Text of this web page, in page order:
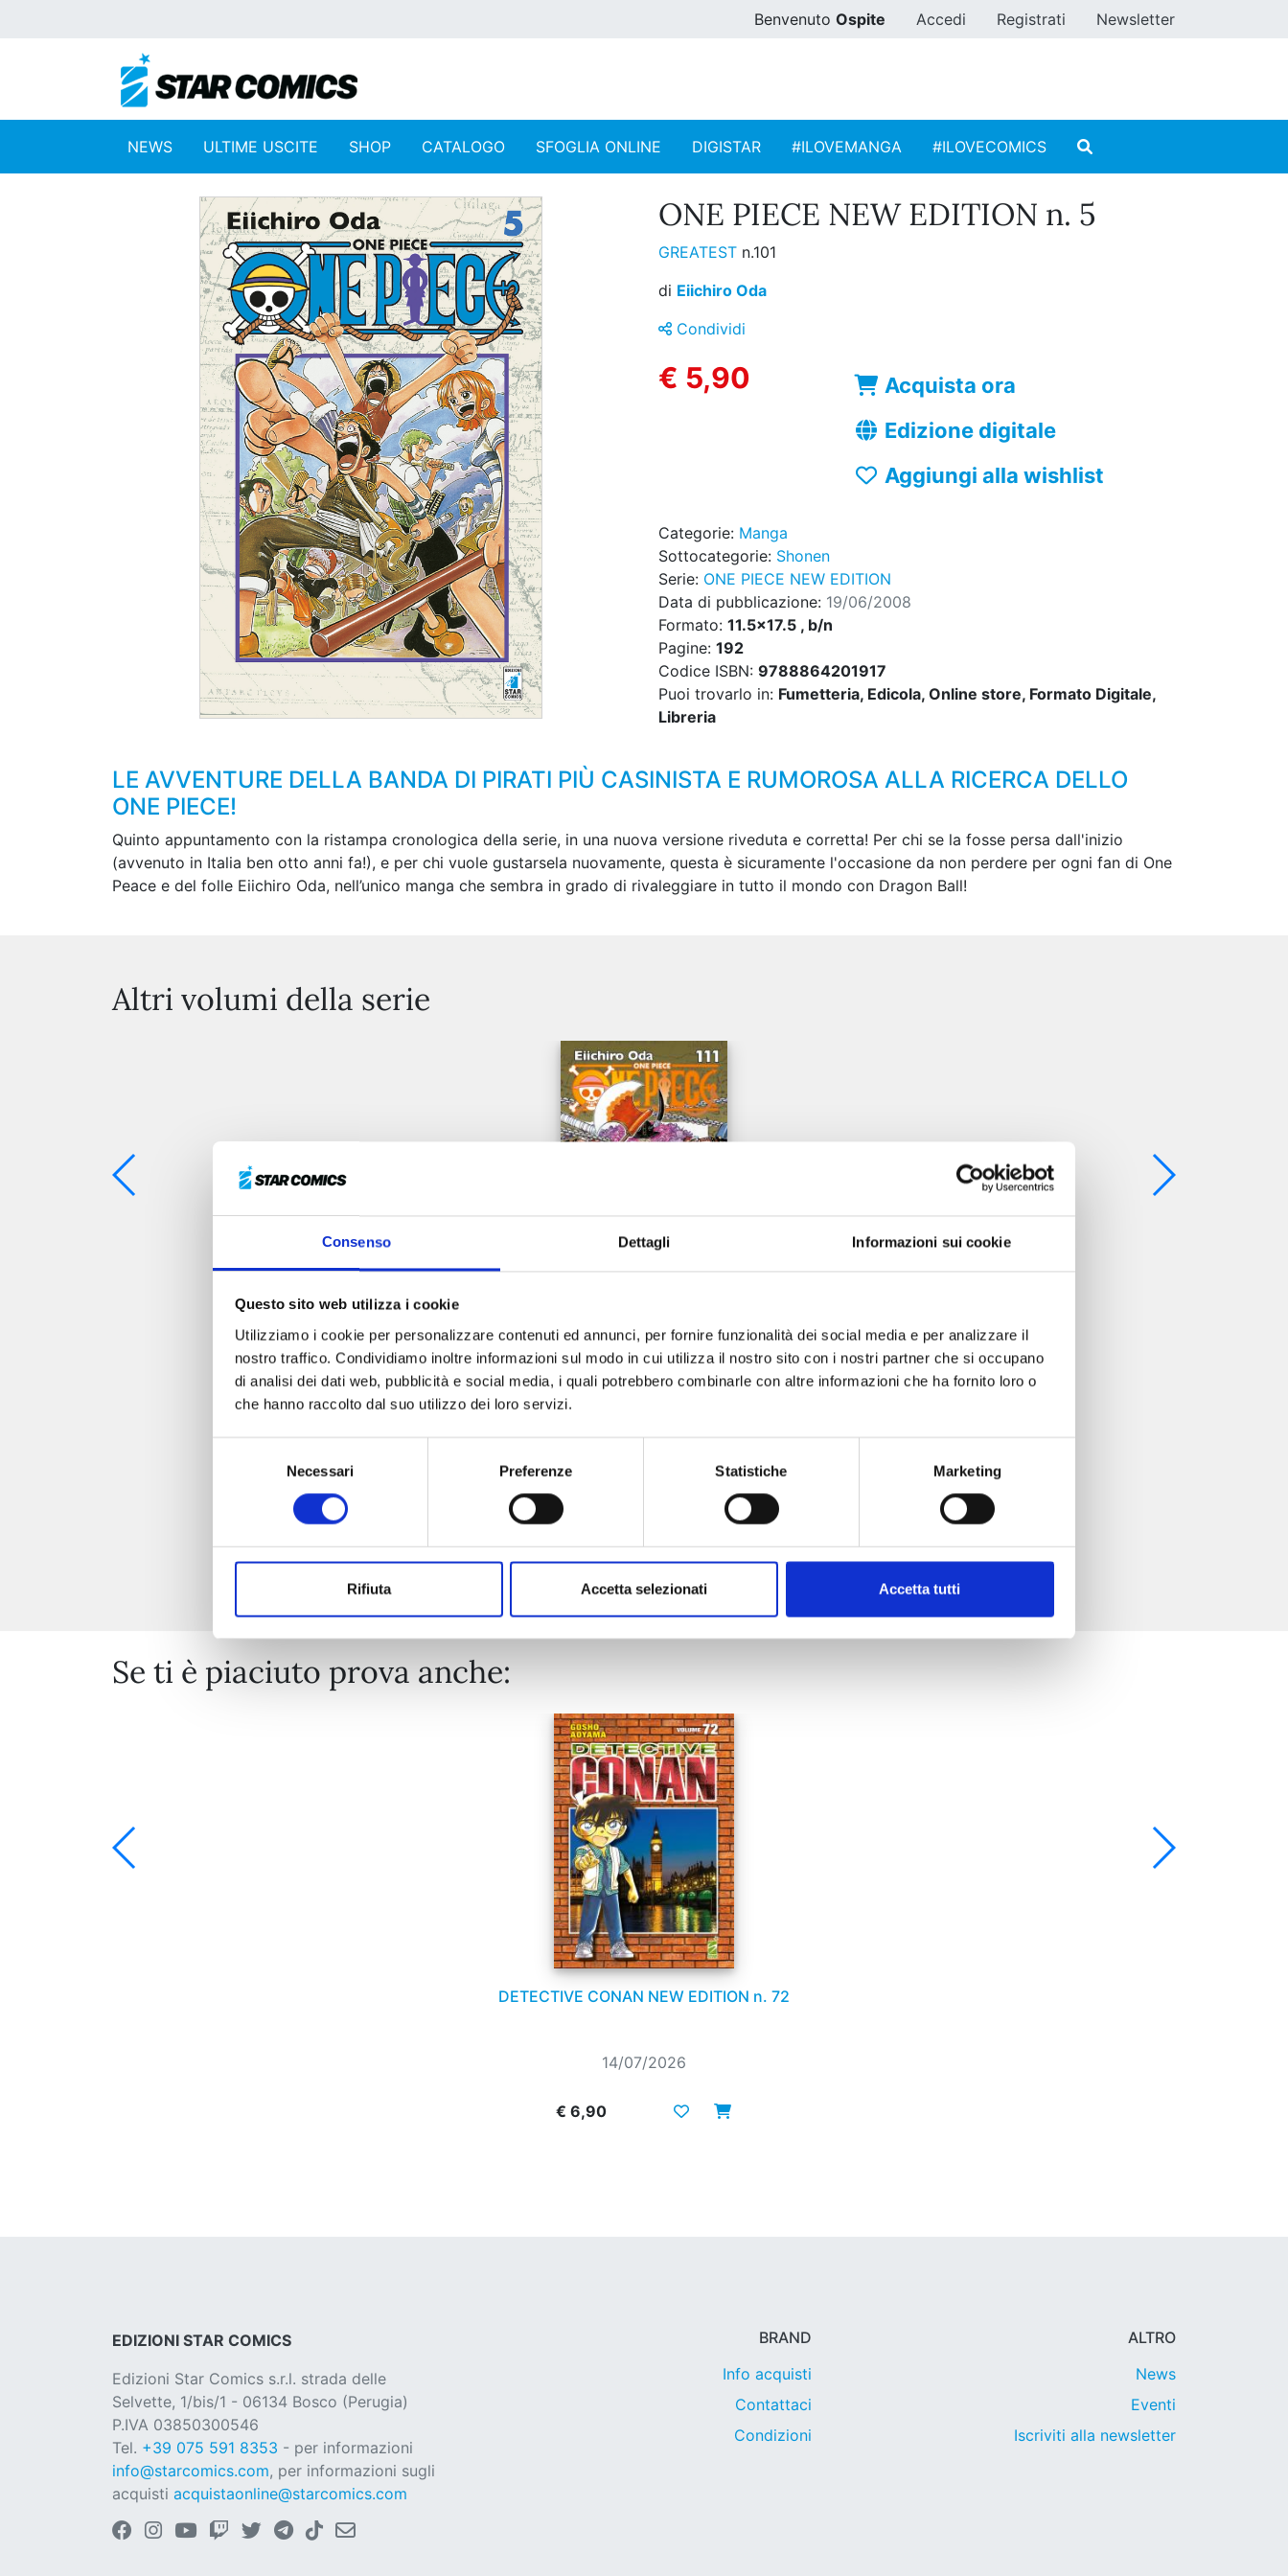
Consenso Dettagli Informazioni sui cookie
Questo sito web utilizza i cookie
Utilizziamo i cookie per personalizzare contenuti ed annunci, per fornire funzionalità dei social media e per analizzare il
nostro traffico. Condividiamo inoltre informazioni sul modo in cui utilizza il nostro sito con i nostri partner che si occupano
di analisi dei dati web, pubblicità e social media, i quali potrebbero combinarle con altre informazioni che ha fornito loro o
che hanno raccolto dal suo utilizzo dei loro servizi.
Necessari Preferenze Statistiche Marketing
Rifiuta Accetta selezionati Accetta tutti
Benvenuto Ospite Accedi Registrati Newsletter
NEWS ULTIME USCITE SHOP CATALOGO SFOGLIA ONLINE DIGISTAR #ILOVEMANGA #ILOVECOMICS
ONE PIECE NEW EDITION n. 5
GREATEST n.101
di Eiichiro Oda
Condividi
€ 5,90
Acquista ora
Edizione digitale
Aggiungi alla wishlist
Categorie: Manga
Sottocategorie: Shonen
Serie: ONE PIECE NEW EDITION
Data di pubblicazione: 19/06/2008
Formato: 11.5x17.5 , b/n
Pagine: 192
Codice ISBN: 9788864201917
Puoi trovarlo in: Fumetteria, Edicola, Online store, Formato Digitale,
Libreria
LE AVVENTURE DELLA BANDA DI PIRATI PIÙ CASINISTA E RUMOROSA ALLA RICERCA DELLO
ONE PIECE!
Quinto appuntamento con la ristampa cronologica della serie, in una nuova versione riveduta e corretta! Per chi se la fosse persa dall'inizio
(avvenuto in Italia ben otto anni fa!), e per chi vuole gustarsela nuovamente, questa è sicuramente l'occasione da non perdere per ogni fan di One
Peace e del folle Eiichiro Oda, nell’unico manga che sembra in grado di rivaleggiare in tutto il mondo con Dragon Ball!
Altri volumi della serie
25/08/2026
€ 5,90
Mostra tutto
Se ti è piaciuto prova anche:
DETECTIVE CONAN NEW EDITION n. 72
14/07/2026
€ 6,90
EDIZIONI STAR COMICS
Edizioni Star Comics s.r.l. strada delle
Selvette, 1/bis/1 - 06134 Bosco (Perugia)
P.IVA 03850300546
Tel. +39 075 591 8353 - per informazioni
info@starcomics.com, per informazioni sugli
acquisti acquistaonline@starcomics.com
BRAND
Info acquisti
Contattaci
Condizioni
ALTRO
News
Eventi
Iscriviti alla newsletter